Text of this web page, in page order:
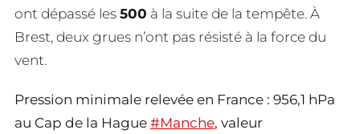
ont dépassé les 500 à la suite de la tempête. À
Brest, deux grues n’ont pas résisté à la force du
vent.
Pression minimale relevée en France : 956,1 hPa
au Cap de la Hague #Manche, valeur